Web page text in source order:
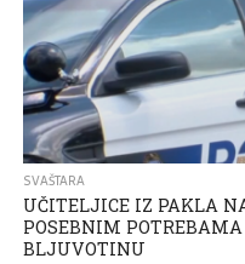
SVAŠTARA
UČITELJICE IZ PAKLA
POSEBNIM
BLJUVOTINU